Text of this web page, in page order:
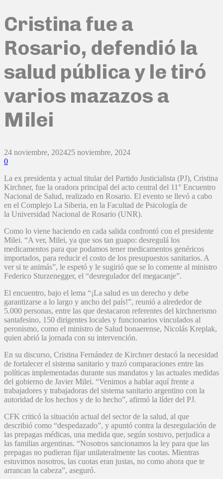
Cristina fue a
Rosario, defendió la
salud pública y le tiró
varios mazazos a
Milei
24 noviembre, 202425 noviembre, 2024
0
La ex presidenta y actual titular del Partido Justicialista (PJ), Cristina
Kirchner, fue la oradora principal del acto central del 11° Encuentro
Nacional de Salud, realizado en Rosario. El evento se llevó a cabo
en el Complejo La Siberia, en la Facultad de Psicología de
la Universidad Nacional de Rosario (UNR).
Como lo viene haciendo en cada salida confrontó con el presidente
Milei. “A ver, Milei, ya que sos tan guapo: desregulá los
medicamentos para que podamos tener medicamentos genéricos
importados, para reducir el costo de los presupuestos sanitarios. A
ver si te animás”, le espetó y le sugirió que se lo comente al ministro
Federico Sturzenegger, el “desregulador del megacanje”.
El encuentro, bajo el lema “¡La salud es un derecho y debe
garantizarse a lo largo y ancho del país!”, reunió a alrededor de
5.000 personas, entre las que destacaron referentes del kirchnerismo
santafesino, 150 dirigentes locales y funcionarios vinculados al
peronismo, como el ministro de Salud bonaerense, Nicolás Kreplak,
quien abrió la jornada con su intervención.
En su discurso, Cristina Fernández de Kirchner destacó la necesidad
de fortalecer el sistema sanitario y trazó comparaciones entre las
políticas implementadas durante sus mandatos y las actuales medidas
del gobierno de Javier Milei. “Venimos a hablar aquí frente a
trabajadores y trabajadoras del sistema sanitario argentino con la
autoridad de los hechos y de lo hecho”, afirmó la líder del PJ.
CFK criticó la situación actual del sector de la salud, al que
describió como “despedazado”, y apuntó contra la desregulación de
las prepagas médicas, una medida que, según sostuvo, perjudica a
las familias argentinas. “Nosotros sancionamos la ley para que las
prepagas no pudieran fijar unilateralmente las cuotas. Mientras
estuvimos nosotros, las cuotas eran justas, no como ahora que te
arrancan la cabeza”, aseguró.